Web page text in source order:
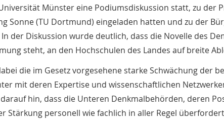
Münster eine Podiumsdiskussion statt, zu der
Sonne (TU Dortmund) eingeladen hatten und zu der
der Diskussion wurde deutlich, dass die Novelle des
steht, an den Hochschulen des Landes auf breite
die im Gesetz vorgesehene starke Schwächung der
mit deren Expertise und wissenschaftlichen
hin, dass die Unteren Denkmalbehörden, deren
Stärkung personell wie fachlich in aller Regel